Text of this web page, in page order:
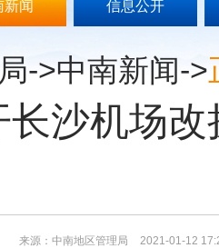
新闻 信息公开
->中南新闻->
长沙机场
来源：中南地区管理局 2021-01-12